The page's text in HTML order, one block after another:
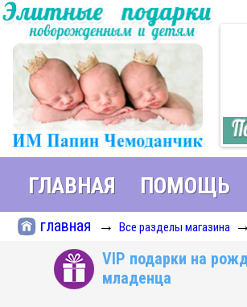
ГЛАВНАЯ ПОМОЩЬ
главная → Все разделы магазина →
VIP подарки на
младенца